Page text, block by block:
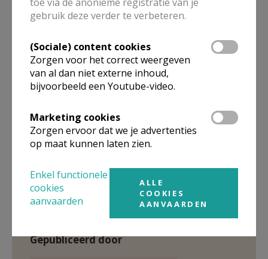
Gepubliceerd door
gebruik deze verder te verbeteren.
(Sociale) content cookies
Zorgen voor het correct weergeven
van al dan niet externe inhoud,
bijvoorbeeld een Youtube-video.
Marketing cookies
Zorgen ervoor dat we je advertenties
op maat kunnen laten zien.
Enkel functionele
cookies
aanvaarden
ALLE
COOKIES
AANVAARDEN